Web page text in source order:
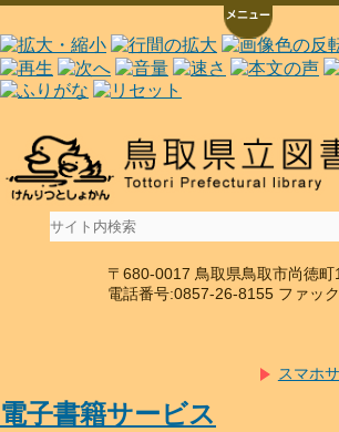
〒680-0017 鳥取県鳥取市尚徳町
電話番号:0857-26-8155 ファッ
スマホ
電子書籍サービス